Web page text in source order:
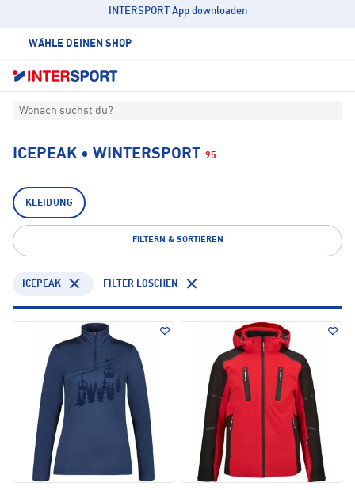
INTERSPORT App downloaden
WÄHLE DEINEN SHOP
Wonach suchst du?
ICEPEAK • WINTERSPORT 95
KLEIDUNG
FILTERN & SORTIEREN
ICEPEAK FILTER LÖSCHEN